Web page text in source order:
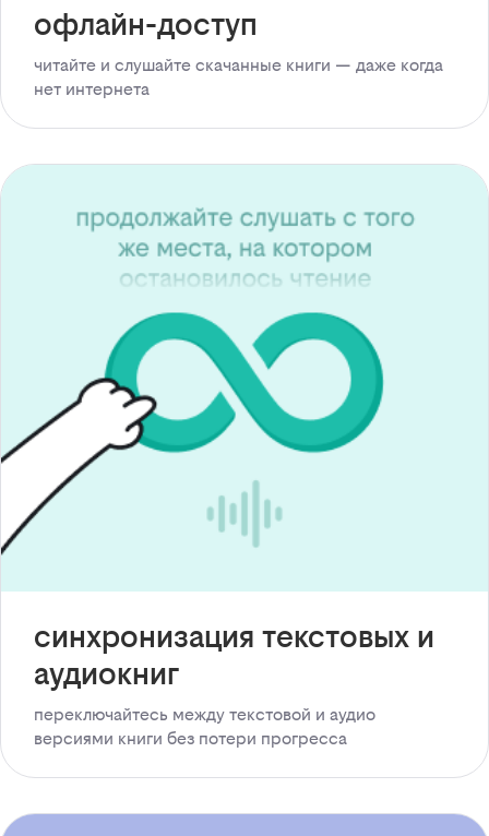
офлайн-доступ
читайте и слушайте скачанные книги — даже когда
нет интернета
синхронизация текстовых и
аудиокниг
переключайтесь между текстовой и аудио
версиями книги без потери прогресса